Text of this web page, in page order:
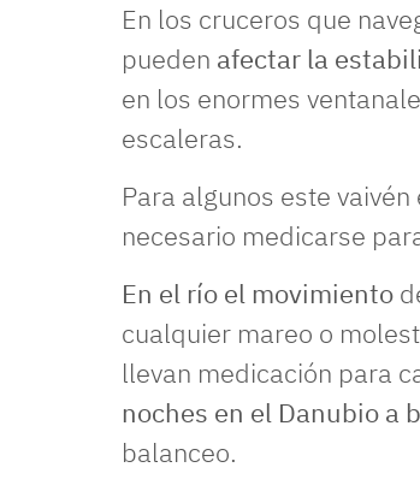
En los cruceros que
pueden afectar la
en los enormes
escaleras.
Para algunos este
necesario medicarse
En el río el movimiento
cualquier mareo o
llevan medicación para
noches en el Danubio a
balanceo.